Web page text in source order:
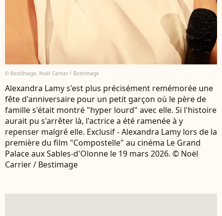
© BestImage, Noël Carrier / Bestimage
Alexandra Lamy s'est plus précisément remémorée une
fête d'anniversaire pour un petit garçon où le père de
famille s'était montré "hyper lourd" avec elle. Si l'histoire
aurait pu s'arrêter là, l'actrice a été ramenée à y
repenser malgré elle. Exclusif - Alexandra Lamy lors de la
première du film "Compostelle" au cinéma Le Grand
Palace aux Sables-d'Olonne le 19 mars 2026. © Noël
Carrier / Bestimage